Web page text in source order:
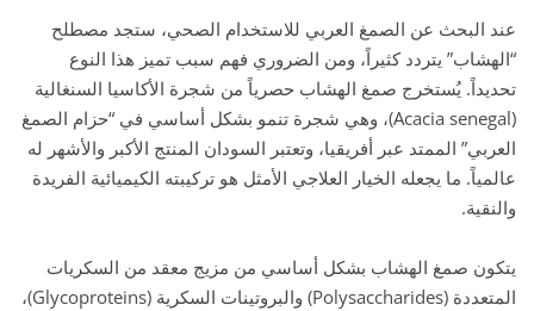
عند البحث عن الصمغ العربي للاستخدام الصحي، ستجد مصطلح
“الهشاب” يتردد كثيراً، ومن الضروري فهم سبب تميز هذا النوع
تحديداً. يُستخرج صمغ الهشاب حصرياً من شجرة الأكاسيا السنغالية
(Acacia senegal)، وهي شجرة تنمو بشكل أساسي في “حزام الصمغ
العربي” الممتد عبر أفريقيا، وتعتبر السودان المنتج الأكبر والأشهر له
عالمياً. ما يجعله الخيار العلاجي الأمثل هو تركيبته الكيميائية الفريدة
والنقية.
يتكون صمغ الهشاب بشكل أساسي من مزيج معقد من السكريات
المتعددة (Polysaccharides) والبروتينات السكرية (Glycoproteins)،